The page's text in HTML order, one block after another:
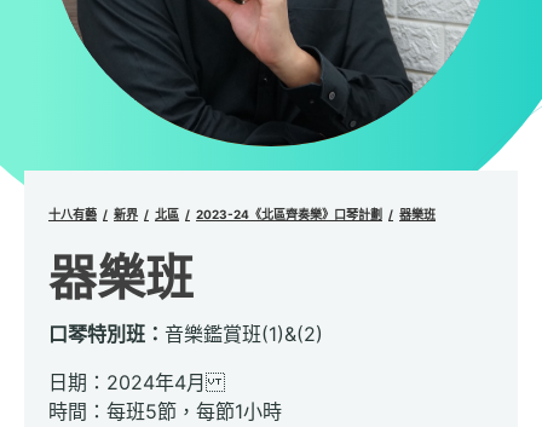
十八有藝 新界 北區 2023-24《北區齊奏樂》口琴計劃 器樂班
器樂班
口琴特別班： 音樂鑑賞班(1)&(2)
日期：2024年4月
時間：每班5節，每節1小時